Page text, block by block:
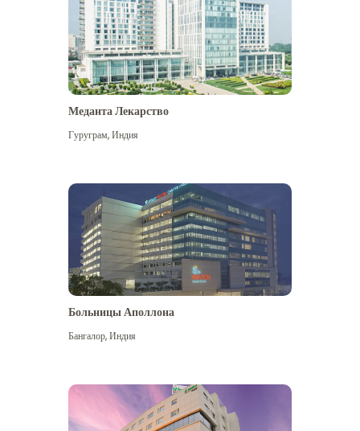
Посмотреть больше
Меданта Лекарство
Гуруграм,Индия
Больницы Аполлона
Бангалор,Индия